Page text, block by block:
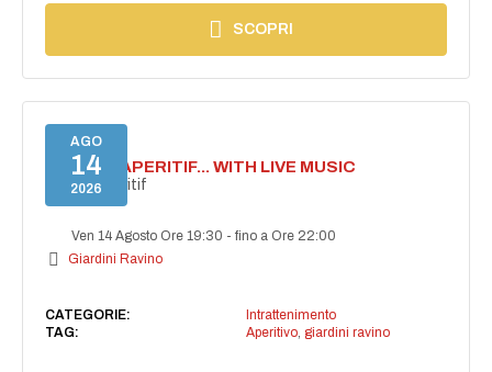
SCOPRI
AGO
14
2026
SECRET APERITIF... WITH LIVE MUSIC
Secret aperitif
Ven 14 Agosto Ore 19:30 -fino a Ore 22:00
Giardini Ravino
CATEGORIE:
Intrattenimento
TAG:
Aperitivo, giardini ravino